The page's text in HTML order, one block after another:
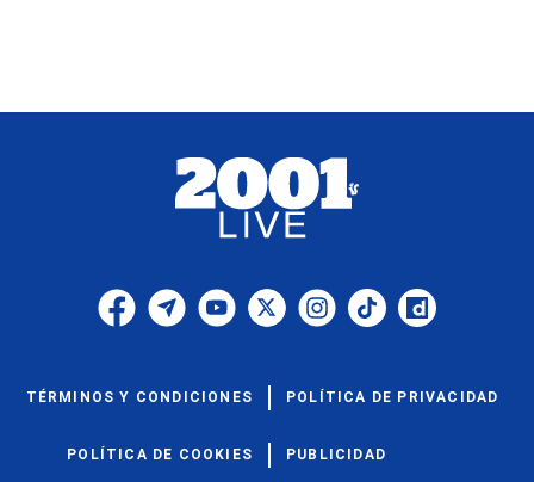
TÉRMINOS Y CONDICIONES POLÍTICA DE PRIVACIDAD
POLÍTICA DE COOKIES PUBLICIDAD